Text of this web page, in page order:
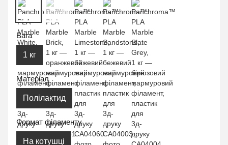
Вага
1 кг
Матеріал
Полілактид
Формат філаменту
На котушці